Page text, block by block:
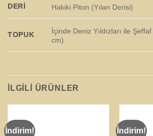
DERI Hakiki Piton (Yılan Derisi)
TOPUK
İçinde Deniz Yıldızları ile
cm)
İLGILI ÜRÜNLER
İndirim! İndirim!